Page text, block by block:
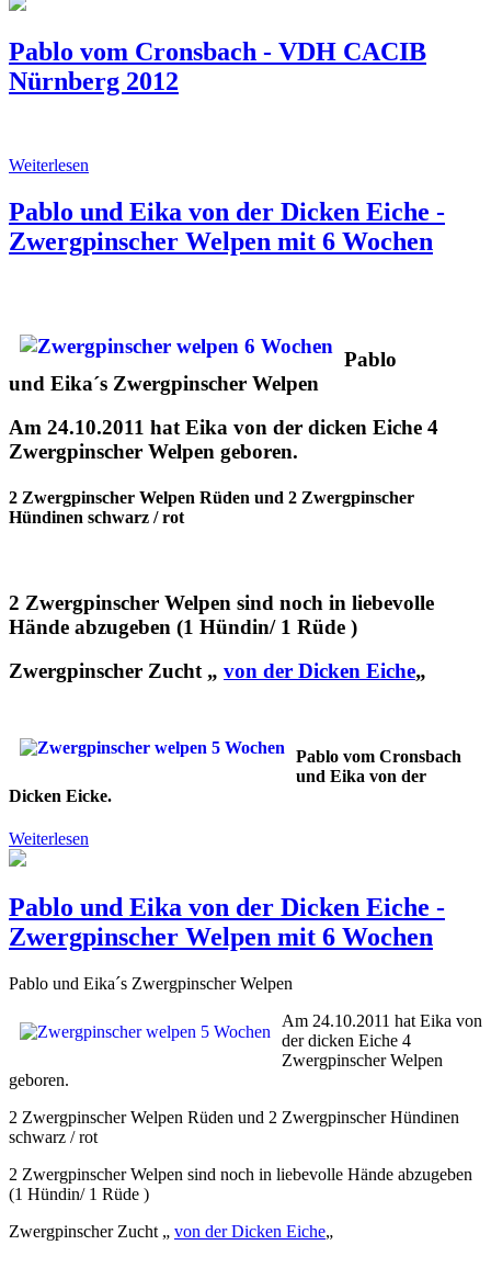
Pablo vom Cronsbach - VDH CACIB
Nürnberg 2012
Weiterlesen
Pablo und Eika von der Dicken Eiche -
Zwergpinscher Welpen mit 6 Wochen
Pablo
und Eika´s Zwergpinscher Welpen
Am 24.10.2011 hat Eika von der dicken Eiche 4
Zwergpinscher Welpen geboren.
2 Zwergpinscher Welpen Rüden und 2 Zwergpinscher
Hündinen schwarz / rot
2 Zwergpinscher Welpen sind noch in liebevolle
Hände abzugeben (1 Hündin/ 1 Rüde )
Zwergpinscher Zucht „ von der Dicken Eiche„
Pablo vom Cronsbach
und Eika von der
Dicken Eicke.
Weiterlesen
Pablo und Eika von der Dicken Eiche -
Zwergpinscher Welpen mit 6 Wochen
Pablo und Eika´s Zwergpinscher Welpen
Am 24.10.2011 hat Eika von
der dicken Eiche 4
Zwergpinscher Welpen
geboren.
2 Zwergpinscher Welpen Rüden und 2 Zwergpinscher Hündinen
schwarz / rot
2 Zwergpinscher Welpen sind noch in liebevolle Hände abzugeben
(1 Hündin/ 1 Rüde )
Zwergpinscher Zucht „ von der Dicken Eiche„